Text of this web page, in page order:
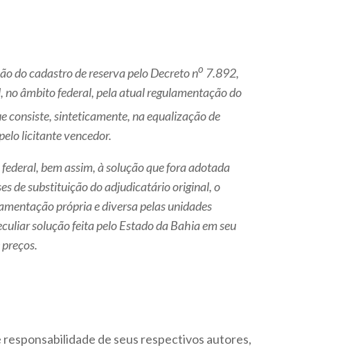
do cadastro de reserva pelo Decreto no 7.892,
no âmbito federal, pela atual regulamentação do
consiste, sinteticamente, na equalização de
licitante vencedor.
bem assim, à solução que fora adotada
de substituição do adjudicatário original, o
própria e diversa pelas unidades
solução feita pelo Estado da Bahia em seu
de seus respectivos autores,